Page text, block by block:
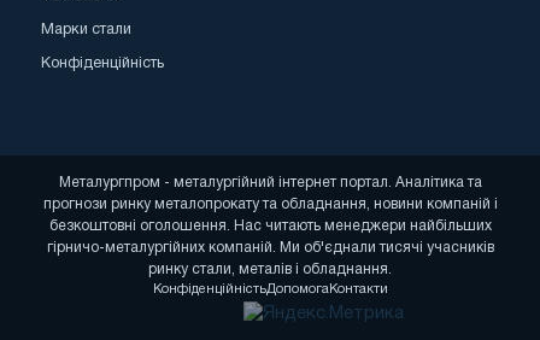
Марки стали
Конфіденційність
Металургпром - металургійний інтернет портал. Аналітика та
прогнози ринку металопрокату та обладнання, новини компаній і
безкоштовні оголошення. Нас читають менеджери найбільших
гірничо-металургійних компаній. Ми об'єднали тисячі учасників
ринку стали, металів і обладнання.
КонфіденційністьДопомогаКонтакти